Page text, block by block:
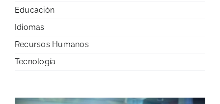
Educación
Idiomas
Recursos Humanos
Tecnología